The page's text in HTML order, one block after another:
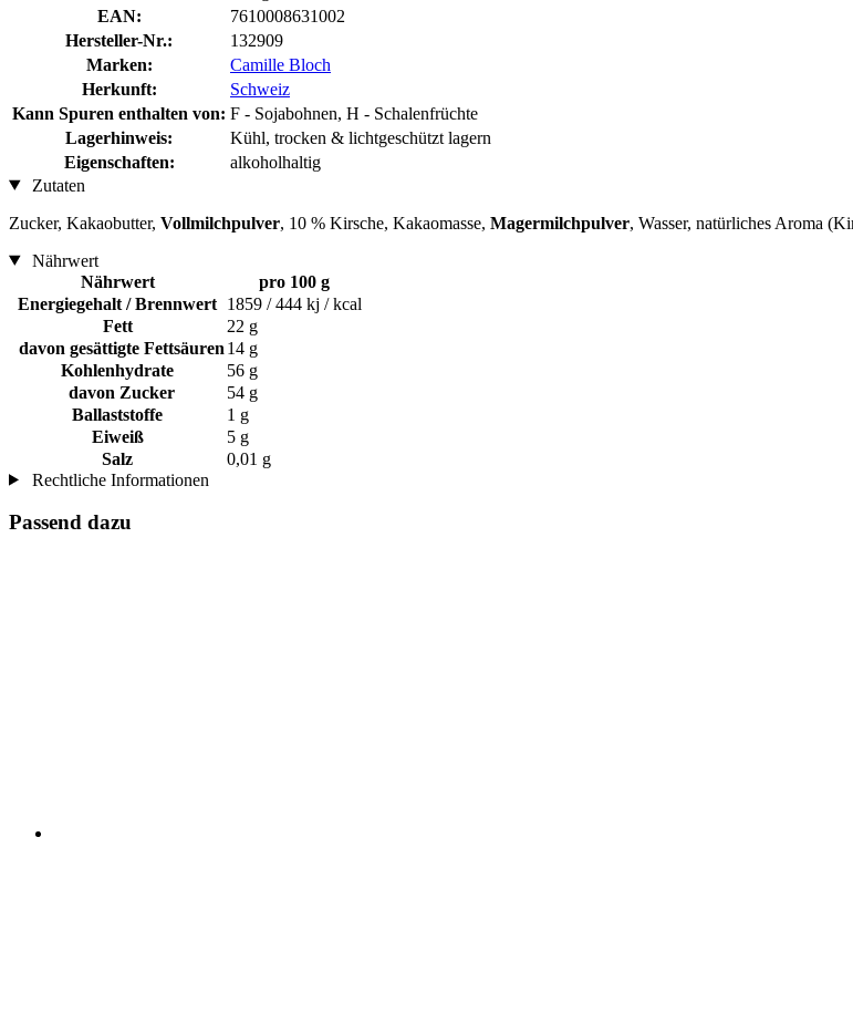
EAN:
7610008631002
Hersteller-Nr.:
132909
Marken:
Camille Bloch
Herkunft:
Schweiz
Kann Spuren enthalten von: F - Sojabohnen, H - Schalenfrüchte
Lagerhinweis:
Kühl, trocken & lichtgeschützt lagern
Eigenschaften:
alkoholhaltig
Zutaten
Zucker, Kakaobutter, Vollmilchpulver, 10 % Kirsche, Kakaomasse, Magermilchpulver, Wasser, natürliches Aroma
Nährwert
Nährwert
pro 100 g
Energiegehalt / Brennwert 1859 / 444 kj / kcal
Fett
22 g
davon gesättigte Fettsäuren 14 g
Kohlenhydrate
56 g
davon Zucker
54 g
Ballaststoffe
1 g
Eiweiß
5 g
Salz
0,01 g
Rechtliche Informationen
Passend dazu